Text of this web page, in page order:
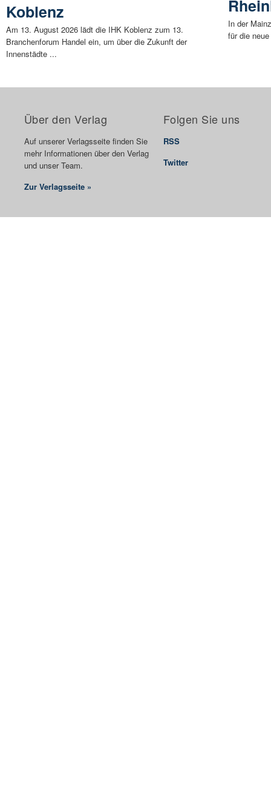
Koblenz
Am 13. August 2026 lädt die IHK Koblenz zum 13.
Branchenforum Handel ein, um über die Zukunft der
Innenstädte ...
In der
für die
Über den Verlag
Auf unserer Verlagsseite finden Sie
mehr Informationen über den Verlag
und unser Team.
Zur Verlagsseite »
Folgen Sie uns
RSS
Twitter